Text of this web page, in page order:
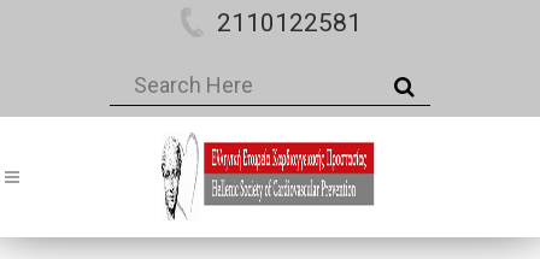
2110122581